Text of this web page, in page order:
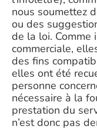
nous soumettez
ou des
de la loi. Comme
commerciale,
des fins
elles ont été
personne
nécessaire à la
prestation du
n’est donc pas